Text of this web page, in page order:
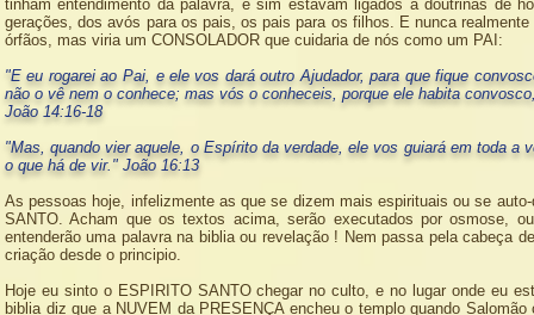
tinham entendimento da palavra, e sim estavam ligados a doutrinas de
gerações, dos avós para os pais, os pais para os filhos. E nunca
órfãos, mas viria um CONSOLADOR que cuidaria de nós como um PAI:
"E eu rogarei ao Pai, e ele vos dará outro Ajudador, para que fique
não o vê nem o conhece; mas vós o conheceis, porque ele habita
João 14:16-18
"Mas, quando vier aquele, o Espírito da verdade, ele vos guiará em toda
o que há de vir." João 16:13
As pessoas hoje, infelizmente as que se dizem mais espirituais ou se
SANTO. Acham que os textos acima, serão executados por osmose,
entenderão uma palavra na biblia ou revelação ! Nem passa pela cabeça
criação desde o principio.
Hoje eu sinto o ESPIRITO SANTO chegar no culto, e no lugar onde eu
biblia diz que a NUVEM da PRESENÇA encheu o templo quando